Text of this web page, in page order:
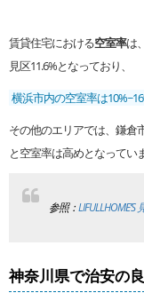
賃貸住宅における空室率は
見区11.6%となっており、
横浜市内の空室率は
その他のエリアでは、鎌倉
と空室率は高めとなってい
参照：
神奈川県で治安の